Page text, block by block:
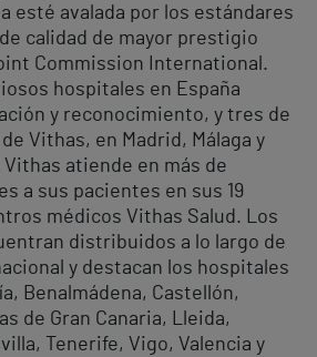
esté avalada por los estándares
calidad de mayor prestigio
Commission International.
hospitales en España
y reconocimiento, y tres de
Vithas, en Madrid, Málaga y
Vithas atiende en más de
a sus pacientes en sus 19
médicos Vithas Salud. Los
distribuidos a lo largo de
y destacan los hospitales
Benalmádena, Castellón,
de Gran Canaria, Lleida,
Tenerife, Vigo, Valencia y